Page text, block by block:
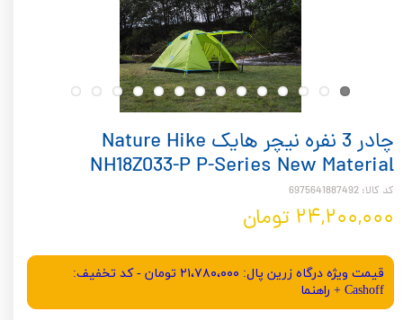
چادر 3 نفره نیچر هایک Nature Hike
NH18Z033-P P-Series New Material
کد کالا: 6975641887492
۲۴,۲۰۰,۰۰۰ تومان
قیمت ویژه درگاه زرین پال: ۲۱،۷۸۰،۰۰۰ تومان - کد تخفیف:
Cashoff + راهنما